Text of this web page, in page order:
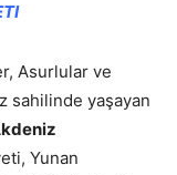
Asurlular ve
sahilinde yaşayan
Yunan